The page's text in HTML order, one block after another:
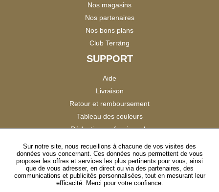
Nos magasins
Nos partenaires
Nos bons plans
Club Terräng
SUPPORT
Aide
Livraison
Retour et remboursement
Tableau des couleurs
Réduction professionnels
Satisfaction Clients
SUIVEZ-NOUS
Sur notre site, nous recueillons à chacune de vos visites des
données vous concernant. Ces données nous permettent de vous
proposer les offres et services les plus pertinents pour vous, ainsi
que de vous adresser, en direct ou via des partenaires, des
communications et publicités personnalisées, tout en mesurant leur
efficacité. Merci pour votre confiance.